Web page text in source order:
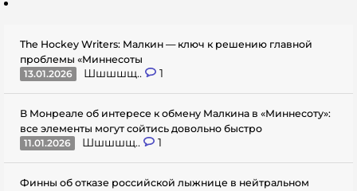
The Hockey Writers: Малкин — ключ к решению главной
проблемы «Миннесоты
13.01.2026
Шшшшщ.. 1
В Монреале об интересе к обмену Малкина в «Миннесоту»:
все элементы могут сойтись довольно быстро
11.01.2026
Шшшшщ.. 1
Финны об отказе российской лыжнице в нейтральном